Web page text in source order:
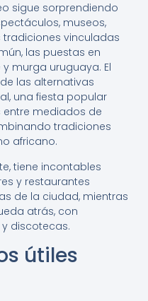
sigue sorprendiendo
museos,
vinculadas
las puestas en
murga uruguaya. El
las alternativas
una fiesta popular
entre mediados de
tradiciones
africano.
tiene incontables
y restaurantes
de la ciudad, mientras
atrás, con
discotecas.
útiles